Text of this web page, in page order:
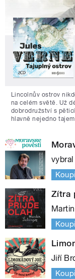
Lincolnův ostrov
na celém světě. Už
dobrodružství s
hlavně nejedno
Zítra
Jiří